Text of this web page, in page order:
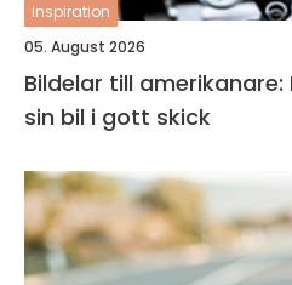
inspiration
05. August 2026
Bildelar till
sin bil i gott skick